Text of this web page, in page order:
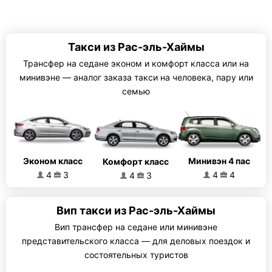
Такси из Рас-эль-Хаймы
Трансфер на седане эконом и комфорт класса или на
минивэне — аналог заказа такси на человека, пару или
семью
Эконом класс
4
3
Комфорт класс
4
3
Минивэн 4 пас
4
4
Вип такси из Рас-эль-Хаймы
Вип трансфер на седане или минивэне
представительского класса — для деловых поездок и
состоятельных туристов